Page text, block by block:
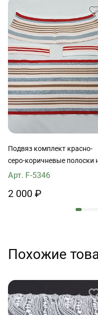
Подвяз комплект красно-
серо-коричневые полоски
персиковом
Арт. F-5346
2 000 ₽
Похожие